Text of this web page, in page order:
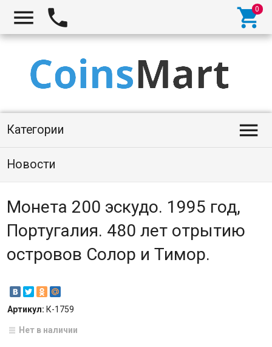
  
Категории 
Новости
Монета 200 эскудо. 1995 год,
Португалия. 480 лет отрытию
островов Солор и Тимор.
Артикул: К-1759
Нет в наличии